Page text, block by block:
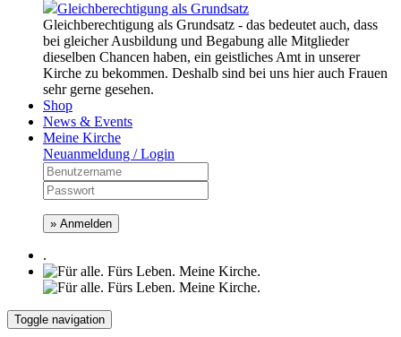
Gleichberechtigung als Grundsatz
Gleichberechtigung als Grundsatz - das bedeutet auch, dass
bei gleicher Ausbildung und Begabung alle Mitglieder
dieselben Chancen haben, ein geistliches Amt in unserer
Kirche zu bekommen. Deshalb sind bei uns hier auch Frauen
sehr gerne gesehen.
Shop
News & Events
Meine Kirche
Neuanmeldung / Login
» Anmelden
.
Toggle navigation